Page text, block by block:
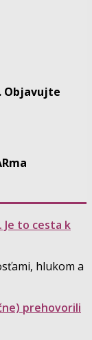
Objavujte
to cesta k
hlukom a
prehovorili